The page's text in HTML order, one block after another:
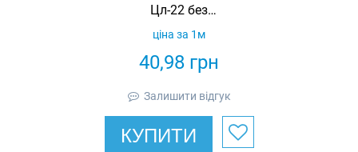
Цл-22 без
ущільнення LIGHT
(бухта 50м)
40,98 грн
ціна за 1м
Залишити відгук
КУПИТИ